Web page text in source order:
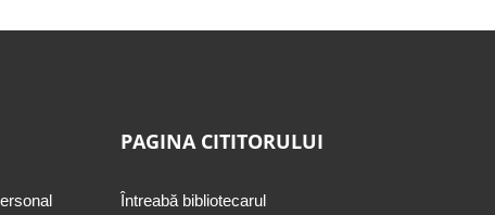
PAGINA CITITORULUI
Întreabă bibliotecarul